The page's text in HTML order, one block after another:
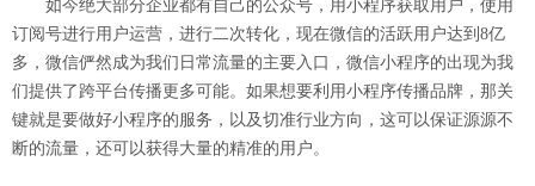
如今绝大部分企业都有自己的公众号，用小程序获取用户，使用
订阅号进行用户运营，进行二次转化，现在微信的活跃用户达到8亿
多，微信俨然成为我们日常流量的主要入口，微信小程序的出现为我
们提供了跨平台传播更多可能。如果想要利用小程序传播品牌，那关
键就是要做好小程序的服务，以及切准行业方向，这可以保证源源不
断的流量，还可以获得大量的精准的用户。